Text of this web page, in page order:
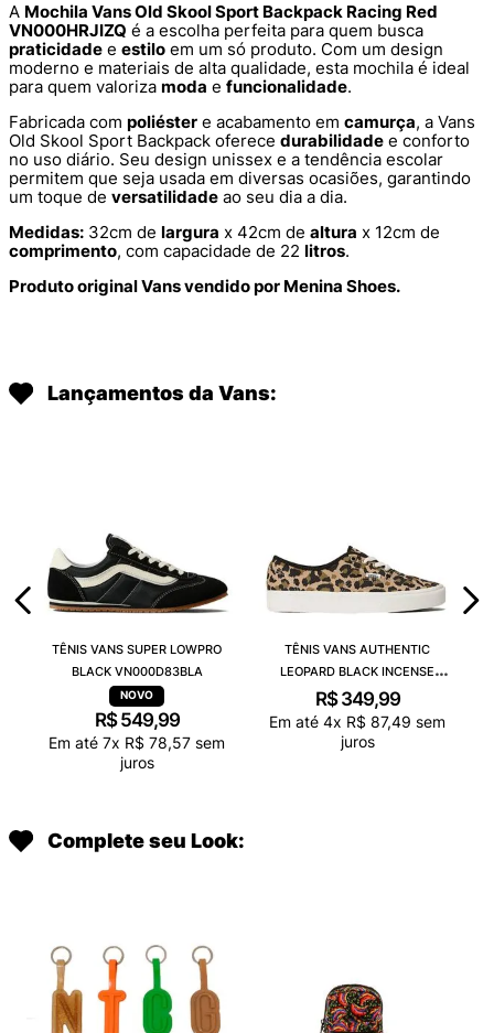
A Mochila Vans Old Skool Sport Backpack Racing Red
VN000HRJIZQ é a escolha perfeita para quem busca
praticidade e estilo em um só produto. Com um design
moderno e materiais de alta qualidade, esta mochila é ideal
para quem valoriza moda e funcionalidade.
Fabricada com poliéster e acabamento em camurça, a Vans
Old Skool Sport Backpack oferece durabilidade e conforto
no uso diário. Seu design unissex e a tendência escolar
permitem que seja usada em diversas ocasiões, garantindo
um toque de versatilidade ao seu dia a dia.
Medidas: 32cm de largura x 42cm de altura x 12cm de
comprimento, com capacidade de 22 litros.
Produto original Vans vendido por Menina Shoes.
Lançamentos da Vans:
TÊNIS VANS SUPER LOWPRO
BLACK VN000D83BLA
R$ 549,99
Em até 7x R$ 78,57 sem
juros
TÊNIS VANS AUTHENTIC
LEOPARD BLACK INCENSE
VN000D6GGR4
R$ 349,99
Em até 4x R$ 87,49 sem
juros
Complete seu Look: